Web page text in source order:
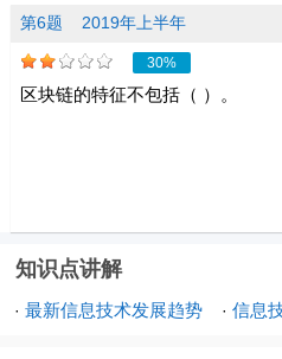
第6题 2019年上半年
30%
区块链的特征不包括（ ）。
知识点讲解
· 最新信息技术发展趋势 · 信息